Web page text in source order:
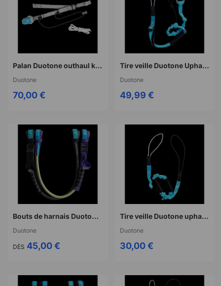
Palan Duotone outhaul kit universal
Duotone
70,00 €
Tire veille Duotone Uphaul line lifter
Duotone
49,99 €
Bouts de harnais Duotone harness lines vario race 2.0
Duotone
DÈS 45,00 €
Tire veille Duotone uphaul gripster
Duotone
30,00 €